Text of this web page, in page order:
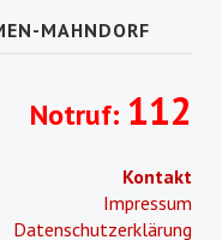
MAHNDORF
Notruf: 112
Kontakt
Impressum
Datenschutzerklärung